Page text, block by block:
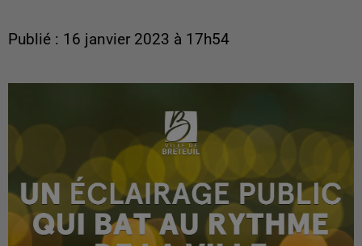
Publié : 16 janvier 2023 à 17h54